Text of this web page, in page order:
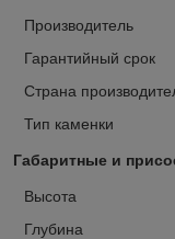
Производитель
Гарантийный срок
Страна
Тип каменки
Габаритные и
Высота
Глубина